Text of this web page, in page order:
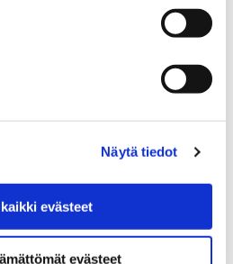
Näytä tiedot
evästeet
evästeet
viihdyttävät lapsia ja